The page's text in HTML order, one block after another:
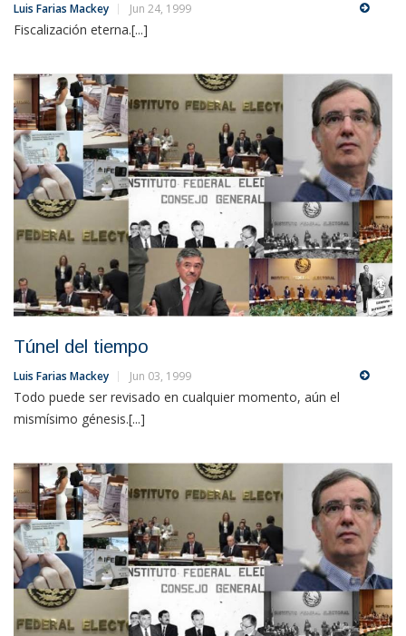
Luis Farias Mackey Jun 24, 1999
Fiscalización eterna.[...]
Túnel del tiempo
Luis Farias Mackey Jun 03, 1999
Todo puede ser revisado en cualquier momento, aún el
mismísimo génesis.[...]